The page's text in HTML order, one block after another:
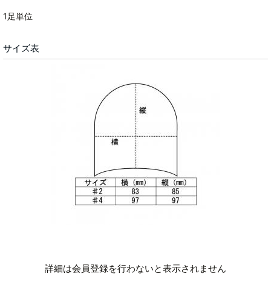
1足単位
サイズ表
詳細は会員登録を行わないと表示されません